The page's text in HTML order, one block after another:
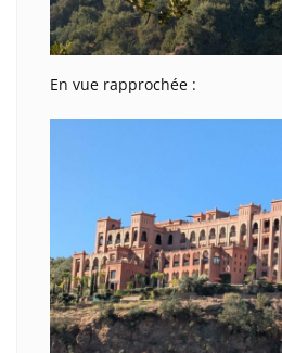
En vue rapprochée :